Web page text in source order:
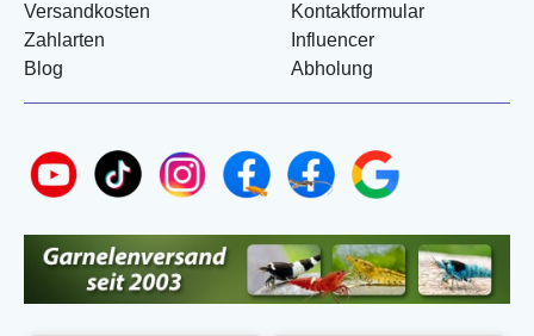
Versandkosten
Zahlarten
Blog
Kontaktformular
Influencer
Abholung